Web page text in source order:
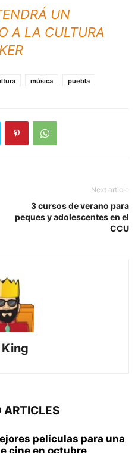
UN
A LA CULTURA
música puebla
Next article
3 cursos de verano para
peques y adolescentes en el
CCU
King
ARTICLES
películas para una
cine en octubre